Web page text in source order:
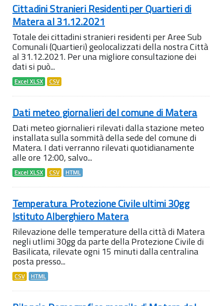
Cittadini Stranieri Residenti per Quartieri di
Matera al 31.12.2021
Totale dei cittadini stranieri residenti per Aree Sub
Comunali (Quartieri) geolocalizzati della nostra Città
al 31.12.2021. Per una migliore consultazione dei
dati si può...
Excel XLSX CSV
Dati meteo giornalieri del comune di Matera
Dati meteo giornalieri rilevati dalla stazione meteo
installata sulla sommità della sede del comune di
Matera. I dati verranno rilevati quotidianamente
alle ore 12:00, salvo...
Excel XLSX CSV HTML
Temperatura Protezione Civile ultimi 30gg
Istituto Alberghiero Matera
Rilevazione delle temperature della città di Matera
negli utlimi 30gg da parte della Protezione Civile di
Basilicata, rilevate ogni 15 minuti dalla centralina
posta presso...
CSV HTML